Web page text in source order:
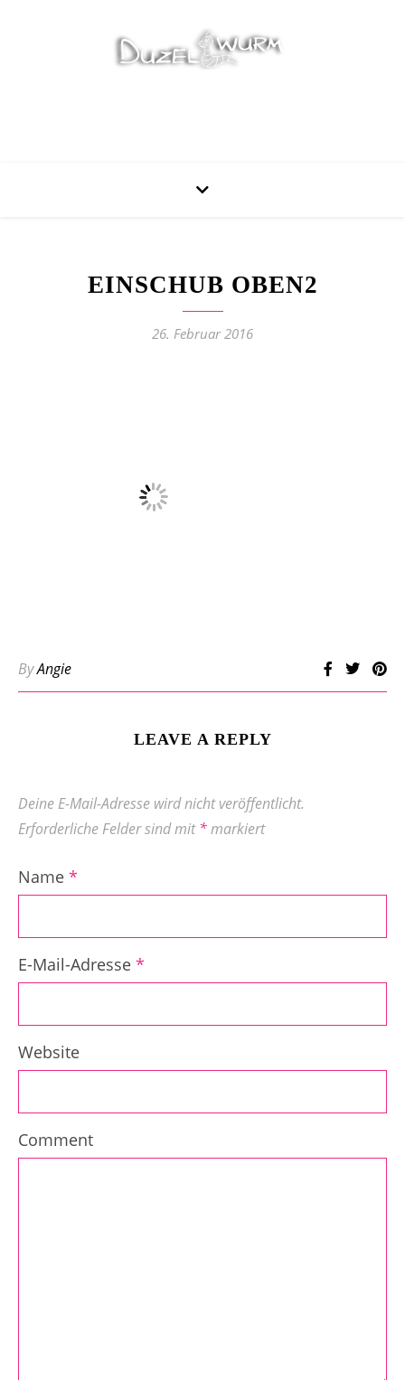
EINSCHUB OBEN2
26. Februar 2016
ByAngie
LEAVE A REPLY
Deine E-Mail-Adresse wird nicht veröffentlicht.
Erforderliche Felder sind mit*markiert
Name *
E-Mail-Adresse *
Website
Comment